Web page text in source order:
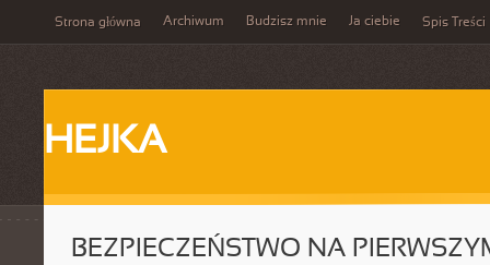
Strona główna Archiwum Budzisz mnie Ja ciebie Spis Treści
HEJKA
BEZPIECZEŃSTWO NA